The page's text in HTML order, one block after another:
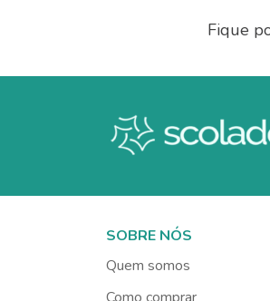
Fique
SOBRE NÓS
Quem somos